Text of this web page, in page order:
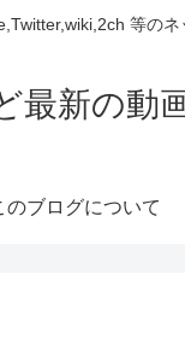
等の
最新の動
のブログについて